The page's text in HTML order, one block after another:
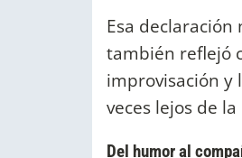
Esa
también reflejó
improvisación y
veces lejos de
Del humor al